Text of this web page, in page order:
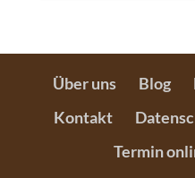
Über uns Blog
Kontakt
Termin